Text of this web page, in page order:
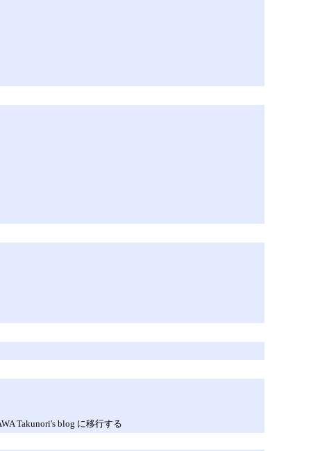
Takunori's blog に移行する